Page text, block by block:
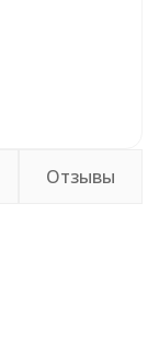
Отзывы